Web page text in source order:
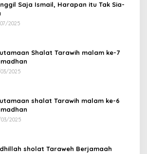
Saja Ismail, Harapan itu Tak Sia-
2025
Shalat Tarawih malam ke-7
2025
shalat Tarawih malam ke-6
2025
sholat Taraweh Berjamaah